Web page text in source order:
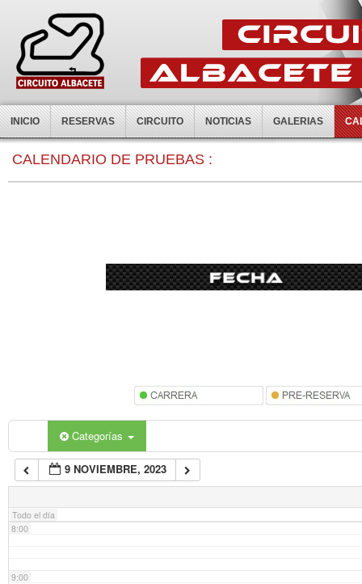
INICIO RESERVAS CIRCUITO NOTICIAS GALERIAS
CALENDARIO DE PRUEBAS :
Categorías
9 NOVIEMBRE, 2023
Todo el día
0:00
7:00
8:00
9:00